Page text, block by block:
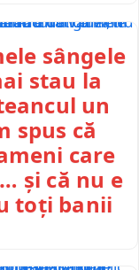
sângele
stau la
un
spus că
care
și că nu e
toți banii